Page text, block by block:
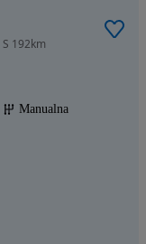
192km
Manualna